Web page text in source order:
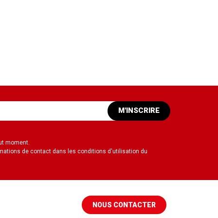
M'INSCRIRE
moment.
de contact dans les conditions d'utilisation du
NOUS CONTACTER